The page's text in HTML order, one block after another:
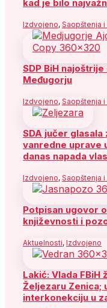
kad je bilo
Izdvojeno, Saopštenja i
SDP BiH
Međugorju
Izdvojeno, Saopštenja i
SDA jučer
vanredne uprave
danas napada
Izdvojeno, Saopštenja i
Potpisan ugovor
književnosti i
Aktuelnosti, Izdvojeno
Lakić: Vlada
Željezaru Zenica;
interkonekciju u